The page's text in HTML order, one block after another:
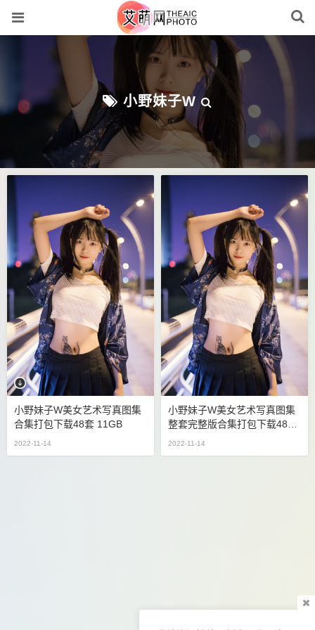
小野妹子w
小野妹子w美女艺术写真图集
合集打包下载48套 11GB
2022-11-14
小野妹子w美女艺术写真图集
整套完整版合集打包下载48套
2022-11-14